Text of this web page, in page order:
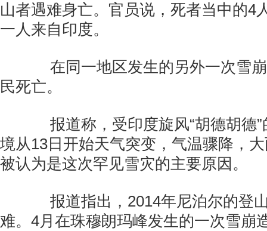
山者遇难身亡。官员说，死者当中的4
一人来自印度。
在同一地区发生的另外一次雪崩
民死亡。
报道称，受印度旋风“胡德胡德”
境从13日开始天气突变，气温骤降，
被认为是这次罕见雪灾的主要原因。
报道指出，2014年尼泊尔的登
难。4月在珠穆朗玛峰发生的一次雪崩